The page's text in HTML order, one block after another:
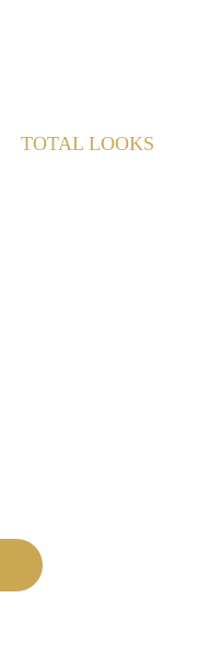
TOTAL LOOKS